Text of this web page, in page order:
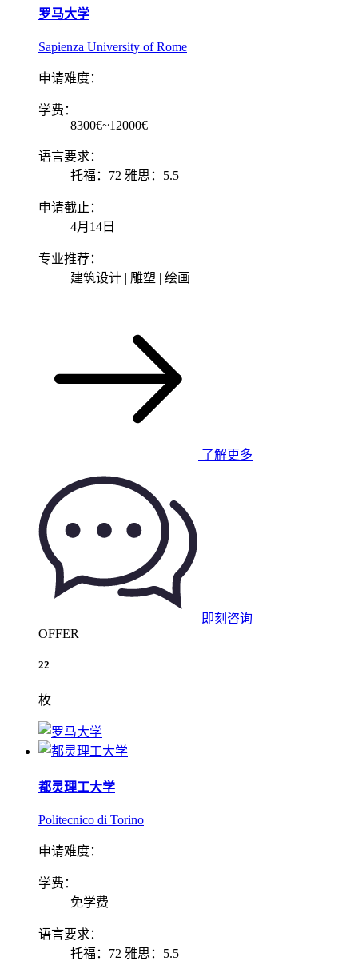
罗马大学
Sapienza University of Rome
申请难度：
学费：
8300€~12000€
语言要求：
托福：72 雅思：5.5
申请截止：
4月14日
专业推荐：
建筑设计 | 雕塑 | 绘画
了解更多
即刻咨询
OFFER
22
枚
都灵理工大学
Politecnico di Torino
申请难度：
学费：
免学费
语言要求：
托福：72 雅思：5.5